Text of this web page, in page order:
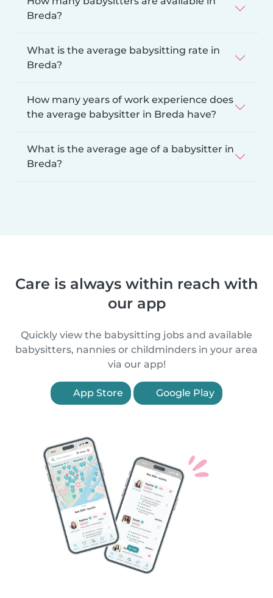
Breda?
What is the average babysitting rate in
Breda?
How many years of work experience does
the average babysitter in Breda have?
What is the average age of a babysitter in
Breda?
Care is always within reach with
our app
Quickly view the babysitting jobs and available
babysitters, nannies or childminders in your area
via our app!
App Store Google Play